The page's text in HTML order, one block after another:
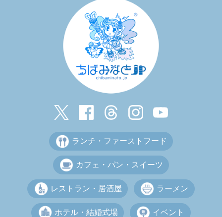
ランチ・ファーストフード
カフェ・パン・スイーツ
レストラン・居酒屋 ラーメン
ホテル・結婚式場 イベント